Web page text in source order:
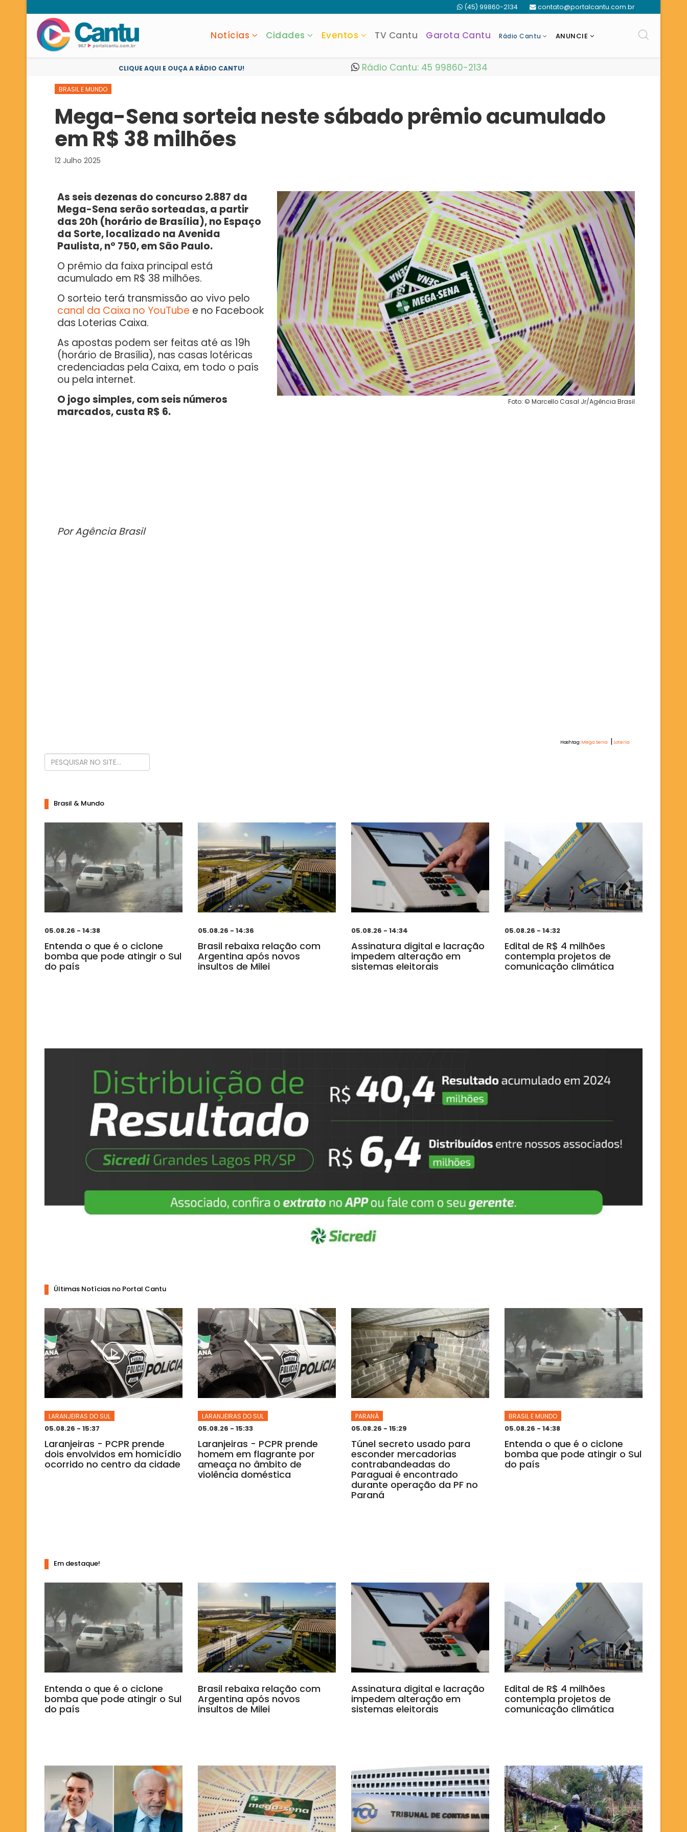
(45) 99860-2134 contato@portalcantu.com.br
Notícias Cidades Eventos TV Cantu Garota Cantu Rádio Cantu ANUNCIE
CLIQUE AQUI E OUÇA A RÁDIO CANTU! Rádio Cantu: 45 99860-2134
BRASIL E MUNDO
Mega-Sena sorteia neste sábado prêmio acumulado
em R$ 38 milhões
12 Julho 2025
Foto: © Marcello Casal Jr/Agência Brasil
As seis dezenas do concurso 2.887 da
Mega-Sena serão sorteadas, a partir
das 20h (horário de Brasília), no Espaço
da Sorte, localizado na Avenida
Paulista, nº 750, em São Paulo.
O prêmio da faixa principal está
acumulado em R$ 38 milhões.
O sorteio terá transmissão ao vivo pelo
canal da Caixa no YouTube e no Facebook
das Loterias Caixa.
As apostas podem ser feitas até as 19h
(horário de Brasília), nas casas lotéricas
credenciadas pela Caixa, em todo o país
ou pela internet.
O jogo simples, com seis números
marcados, custa R$ 6.
Por Agência Brasil
Hashtag:Mega Sena | Loteria
Brasil & Mundo
05.08.26 - 14:38
Entenda o que é o ciclone
bomba que pode atingir o Sul
do país
05.08.26 - 14:36
Brasil rebaixa relação com
Argentina após novos
insultos de Milei
05.08.26 - 14:34
Assinatura digital e lacração
impedem alteração em
sistemas eleitorais
05.08.26 - 14:32
Edital de R$ 4 milhões
contempla projetos de
comunicação climática
Últimas Notícias no Portal Cantu
LARANJEIRAS DO SUL
05.08.26 - 15:37
Laranjeiras - PCPR prende
dois envolvidos em homicídio
ocorrido no centro da cidade
LARANJEIRAS DO SUL
05.08.26 - 15:33
Laranjeiras - PCPR prende
homem em flagrante por
ameaça no âmbito de
violência doméstica
PARANÁ
05.08.26 - 15:29
Túnel secreto usado para
esconder mercadorias
contrabandeadas do
Paraguai é encontrado
durante operação da PF no
Paraná
BRASIL E MUNDO
05.08.26 - 14:38
Entenda o que é o ciclone
bomba que pode atingir o Sul
do país
Em destaque!
Entenda o que é o ciclone
bomba que pode atingir o Sul
do país
Brasil rebaixa relação com
Argentina após novos
insultos de Milei
Assinatura digital e lacração
impedem alteração em
sistemas eleitorais
Edital de R$ 4 milhões
contempla projetos de
comunicação climática